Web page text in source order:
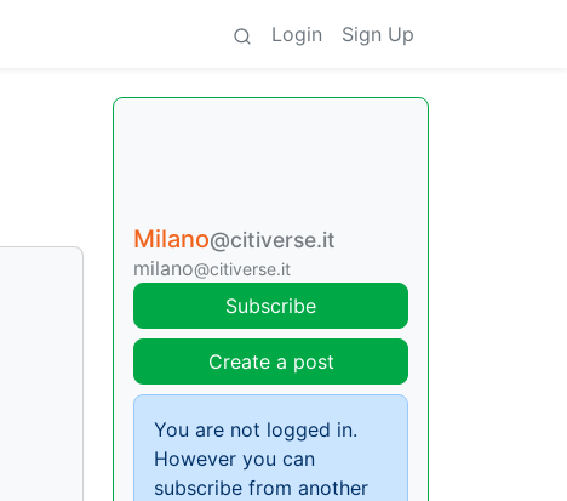
Login Sign Up
Milano@citiverse.it
milano@citiverse.it
Subscribe
Create a post
You are not logged in.
However you can
subscribe from another